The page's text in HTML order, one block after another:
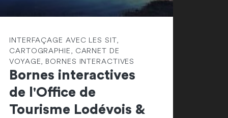
INTERFAÇAGE AVEC LES SIT,
CARTOGRAPHIE, CARNET DE
VOYAGE, BORNES INTERACTIVES
Bornes interactives
de l'Office de
Tourisme Lodévois &